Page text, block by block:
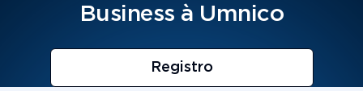
Business à Umnico
Registro